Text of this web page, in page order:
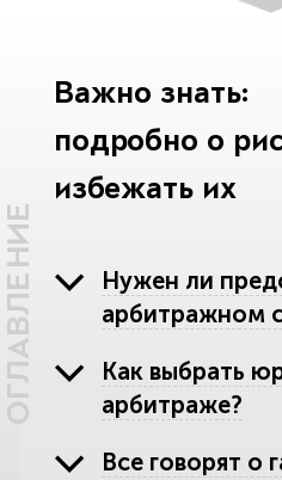
ОГЛАВЛЕНИЕ
Важно знать:
подробно о
избежать их
Нужен ли
арбитражном
Как выбрать
арбитраже?
Все говорят о